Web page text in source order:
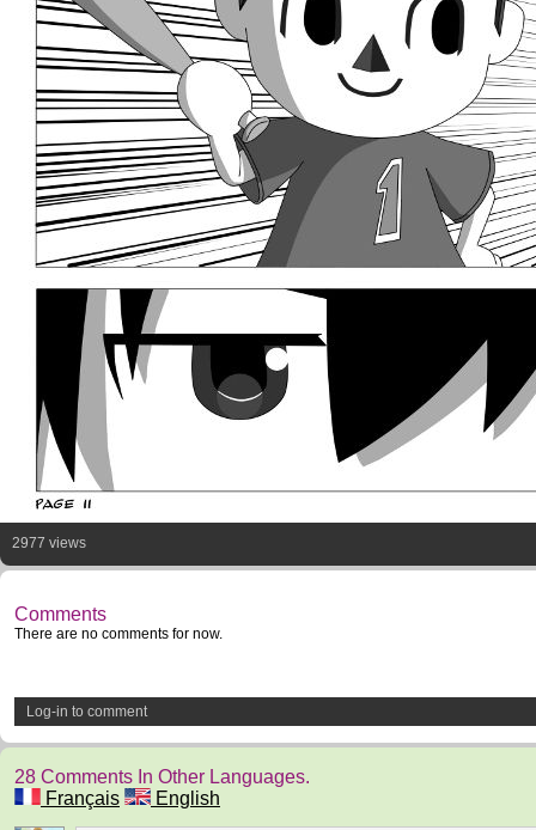
2977 views
Comments
There are no comments for now.
Log-in to comment
28 Comments In Other Languages.
Français
English